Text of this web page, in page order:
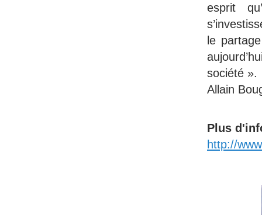
esprit
le
société ».
Allain
Plus
http://